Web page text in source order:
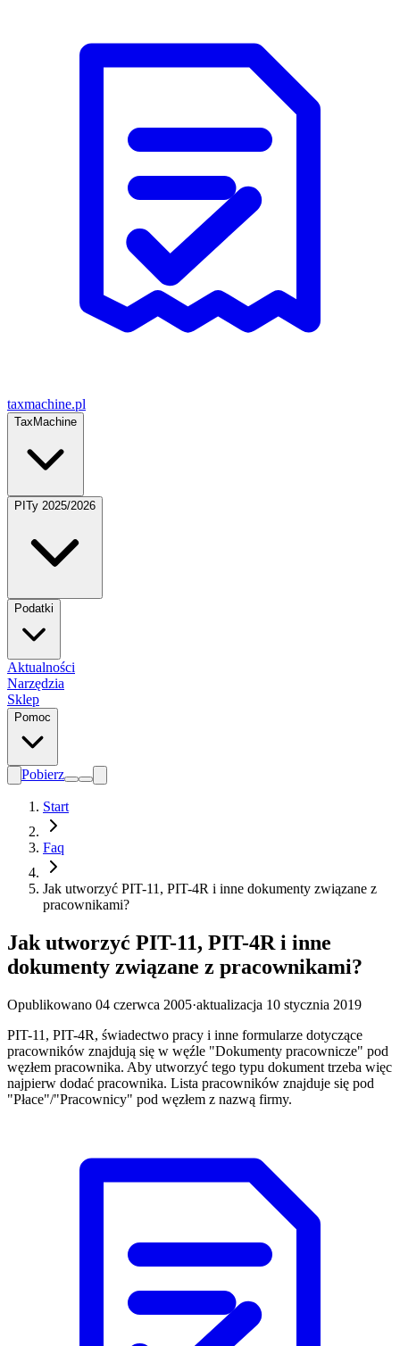
taxmachine.pl
TaxMachine
PITy 2025/2026
Podatki
Aktualności
Narzędzia
Sklep
Pomoc
Pobierz
Start
Faq
Jak utworzyć PIT-11, PIT-4R i inne dokumenty związane z
pracownikami?
Jak utworzyć PIT-11, PIT-4R i inne
dokumenty związane z pracownikami?
Opublikowano 04 czerwca 2005·aktualizacja 10 stycznia 2019
PIT-11, PIT-4R, świadectwo pracy i inne formularze dotyczące
pracowników znajdują się w węźle "Dokumenty pracownicze" pod
węzłem pracownika. Aby utworzyć tego typu dokument trzeba więc
najpierw dodać pracownika. Lista pracowników znajduje się pod
"Płace"/"Pracownicy" pod węzłem z nazwą firmy.